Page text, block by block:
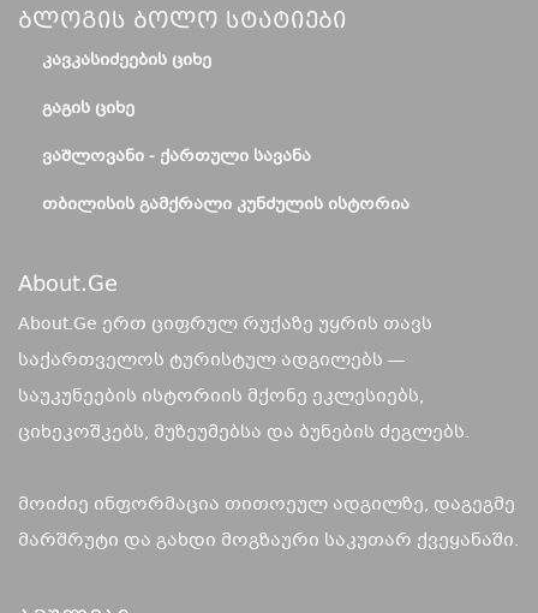
Ბლოგის Ბოლო Სტატიები
ᲙᲐᲕᲙᲐᲡᲘᲫᲔᲔᲑᲘᲡ ᲪᲘᲮᲔ
ᲒᲐᲒᲘᲡ ᲪᲘᲮᲔ
ᲕᲐᲨᲚᲝᲕᲐᲜᲘ - ᲥᲐᲠᲗᲣᲚᲘ ᲡᲐᲕᲐᲜᲐ
ᲗᲑᲘᲚᲘᲡᲘᲡ ᲒᲐᲛᲥᲠᲐᲚᲘ ᲙᲣᲜᲫᲣᲚᲘᲡ ᲘᲡᲢᲝᲠᲘᲐ
About.ge
About.Ge ერთ ციფრულ რუქაზე უყრის თავს
საქართველოს ტურისტულ ადგილებს —
საუკუნეების ისტორიის მქონე ეკლესიებს,
ციხეკოშკებს, მუზეუმებსა და ბუნების ძეგლებს.
მოიძიე ინფორმაცია თითოეულ ადგილზე, დაგეგმე
მარშრუტი და გახდი მოგზაური საკუთარ ქვეყანაში.